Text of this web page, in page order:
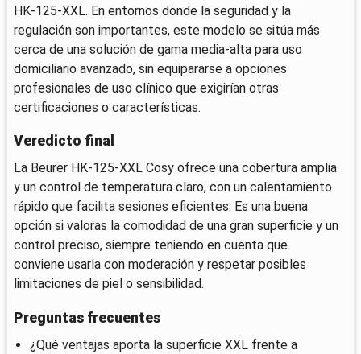
HK-125-XXL. En entornos donde la seguridad y la
regulación son importantes, este modelo se sitúa más
cerca de una solución de gama media-alta para uso
domiciliario avanzado, sin equipararse a opciones
profesionales de uso clínico que exigirían otras
certificaciones o características.
Veredicto final
La Beurer HK-125-XXL Cosy ofrece una cobertura amplia
y un control de temperatura claro, con un calentamiento
rápido que facilita sesiones eficientes. Es una buena
opción si valoras la comodidad de una gran superficie y un
control preciso, siempre teniendo en cuenta que
conviene usarla con moderación y respetar posibles
limitaciones de piel o sensibilidad.
Preguntas frecuentes
¿Qué ventajas aporta la superficie XXL frente a